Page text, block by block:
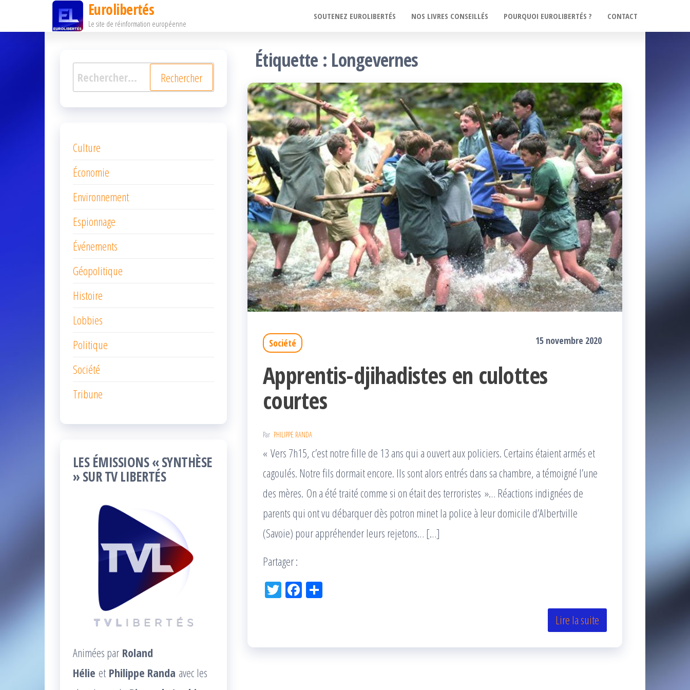
ce
Eurolibertés
Le site de réinformation européenne
SOUTENEZ EUROLIBERTÉS NOS LIVRES CONSEILLÉS POURQUOI EUROLIBERTÉS ? CONTACT
Étiquette : Longevernes
Société 15 novembre 2020
Apprentis-djihadistes en culottes
courtes
Par PHILIPPE RANDA
« Vers 7h15, c’est notre fille de 13 ans qui a ouvert aux policiers. Certains étaient armés et
cagoulés. Notre fils dormait encore. Ils sont alors entrés dans sa chambre, a témoigné l’une
des mères. On a été traité comme si on était des terroristes »… Réactions indignées de
parents qui ont vu débarquer dès potron minet la police à leur domicile d’Albertville
(Savoie) pour appréhender leurs rejetons… […]
Partager :
Tw Fac
Lire la suite
Rechercher :
Culture
Économie
Environnement
Espionnage
Événements
Géopolitique
Histoire
Lobbies
Politique
Société
Tribune
LES ÉMISSIONS « SYNTHÈSE
» SUR TV LIBERTÉS
Animées par Roland
Hélie et Philippe Randa avec les